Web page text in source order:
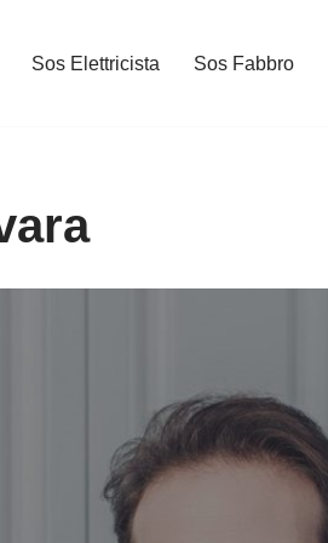
Sos Elettricista Sos Fabbro